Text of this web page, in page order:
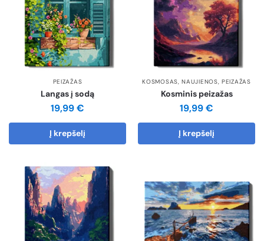
PEIZAŽAS
Langas į sodą
19,99€
Į krepšelį
KOSMOSAS,NAUJIENOS,PEIZAŽAS
Kosminis peizažas
19,99€
Į krepšelį